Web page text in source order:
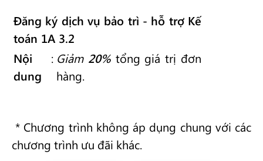
Đăng ký dịch vụ bảo trì - hỗ trợ Kế
toán 1A 3.2
Nội
dung
: Giảm 20% tổng giá trị đơn
hàng.
* Chương trình không áp dụng chung với các
chương trình ưu đãi khác.